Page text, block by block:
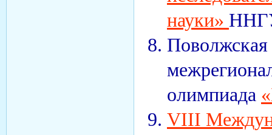
науки»
Поволжская
олимпиада
VIII